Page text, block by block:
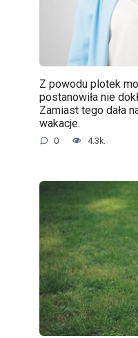
Z powodu plotek
postanowiła nie
Zamiast tego dała
wakacje.
0 4.3k.